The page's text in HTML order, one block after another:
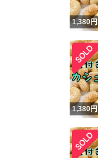
1,380円
1,380円